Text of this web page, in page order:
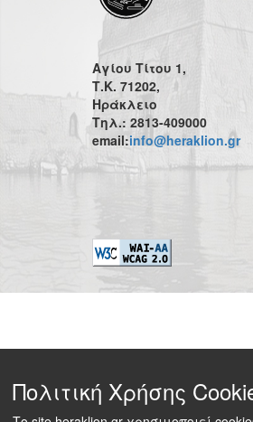
Αγίου Τίτου 1,
Τ.Κ. 71202,
Ηράκλειο
Τηλ.: 2813-409000
email:info@heraklion.gr
Πολιτική Χρήσης